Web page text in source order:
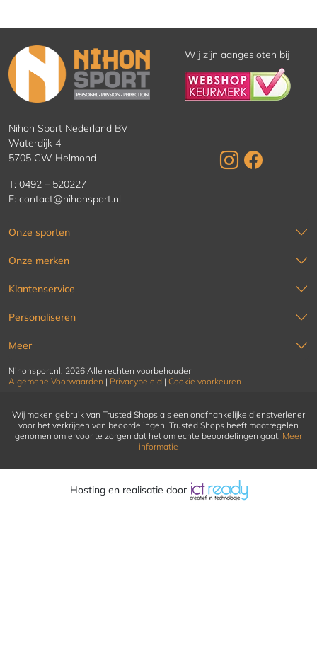
Wij zijn aangesloten bij
Nihon Sport Nederland BV
Waterdijk 4
5705 CW Helmond
T: 0492 – 520227
E: contact@nihonsport.nl
Onze sporten
Onze merken
Klantenservice
Personaliseren
Meer
Nihonsport.nl, 2026 Alle rechten voorbehouden
Algemene Voorwaarden | Privacybeleid | Cookie voorkeuren
Wij maken gebruik van Trusted Shops als een onafhankelijke dienstverlener
voor het verkrijgen van beoordelingen. Trusted Shops heeft maatregelen
genomen om ervoor te zorgen dat het om echte beoordelingen gaat. Meer
informatie
Hosting en realisatie door